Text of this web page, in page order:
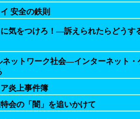
安全の鉄則
気をつけろ！―訴えられたらどうす
ネットワーク社会―インターネット・
炎上事件簿
会の「闇」を追いかけて